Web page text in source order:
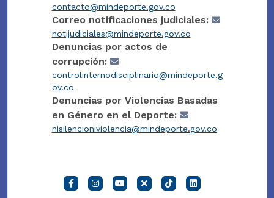
contacto@mindeporte.gov.co
Correo notificaciones judiciales:
notijudiciales@mindeporte.gov.co
Denuncias por actos de
corrupción:
controlinternodisciplinario@mindeporte.g
ov.co
Denuncias por Violencias Basadas
en Género en el Deporte:
nisilencioniviolencia@mindeporte.gov.co